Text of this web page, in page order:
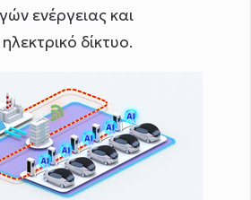
ενέργειας και
δίκτυο.